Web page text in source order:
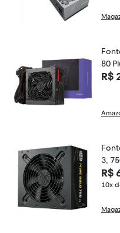
80
R$
3,
R$
10x